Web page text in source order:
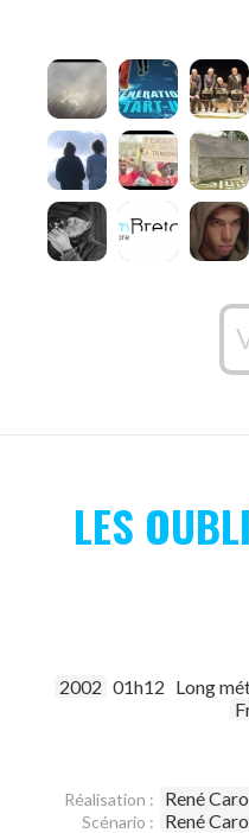
LES
2002 01h12 Long
Réalisation : René
Scénario : René